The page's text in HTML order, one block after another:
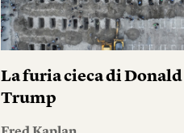
La furia cieca di Donald
Trump